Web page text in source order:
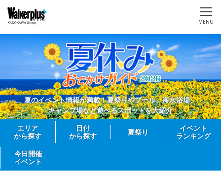
MENU
夏のイベント情報が満載！夏祭りやプール、海水浴場、
キャンプ場など遊べるスポットを大紹介
エリア
から探す
日付
から探す
夏祭り
イベント
ランキング
今日開催
イベント